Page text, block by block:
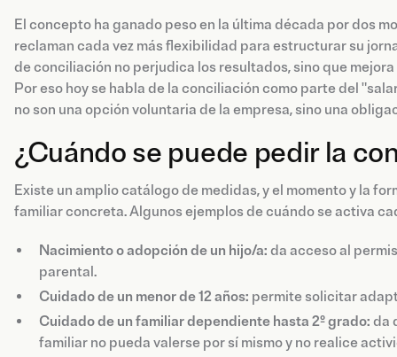
El concepto ha ganado peso en la última década por dos
reclaman cada vez más flexibilidad para estructurar su
de conciliación no perjudica los resultados, sino que
Por eso hoy se habla de la conciliación como parte del
no son una opción voluntaria de la empresa, sino una
¿Cuándo se puede pedir la
Existe un amplio catálogo de medidas, y el momento y la
familiar concreta. Algunos ejemplos de cuándo se activa
Nacimiento o adopción de un hijo/a: da acceso al
parental.
Cuidado de un menor de 12 años: permite solicitar
Cuidado de un familiar dependiente hasta 2º grado: da
familiar no pueda valerse por sí mismo y no realice